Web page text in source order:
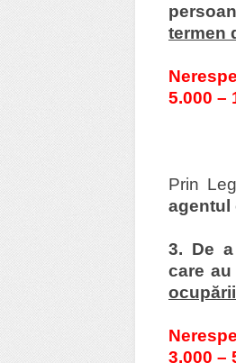
termen
5.000 –
Prin
agentul
3. De
care
3.000 –